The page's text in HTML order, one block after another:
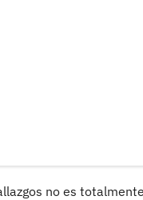
no es